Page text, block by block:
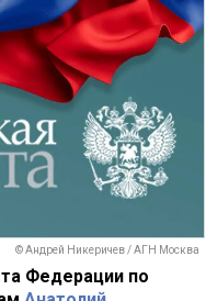
© Андрей Никеричев / АГН Москва
Федерации по